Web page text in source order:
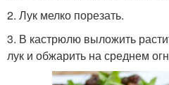
2. Лук мелко порезать.
3. В кастрюлю выложить
лук и обжарить на среднем